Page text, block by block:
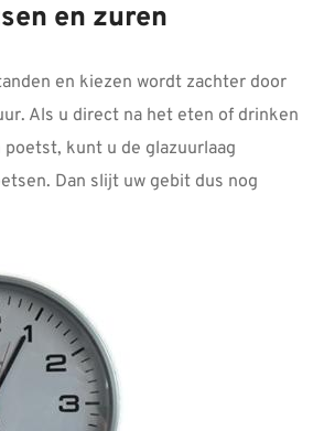
en zuren
en kiezen wordt zachter door
Als u direct na het eten of drinken
poetst, kunt u de glazuurlaag
Dan slijt uw gebit dus nog